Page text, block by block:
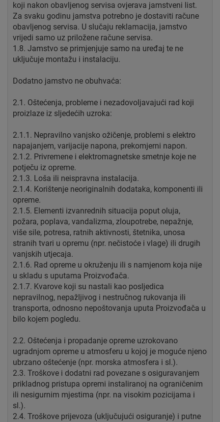
koji nakon obavljenog servisa ovjerava jamstveni list.
Za svaku godinu jamstva potrebno je dostaviti račune
obavljenog servisa. U slučaju reklamacija, jamstvo
vrijedi samo uz priložene račune servisa.
1.8. Jamstvo se primjenjuje samo na uređaj te ne
uključuje montažu i instalaciju.
Dodatno jamstvo ne obuhvaća:
2.1. Oštećenja, probleme i nezadovoljavajući rad koji
proizlaze iz sljedećih uzroka:
2.1.1. Nepravilno vanjsko ožičenje, problemi s elektro
napajanjem, varijacije napona, prekomjerni napon.
2.1.2. Privremene i elektromagnetske smetnje koje ne
potječu iz opreme.
2.1.3. Loša ili neispravna instalacija.
2.1.4. Korištenje neoriginalnih dodataka, komponenti ili
opreme.
2.1.5. Elementi izvanrednih situacija poput oluja,
požara, poplava, vandalizma, zloupotrebe, nepažnje,
više sile, potresa, ratnih aktivnosti, štetnika, unosa
stranih tvari u opremu (npr. nečistoće i vlage) ili drugih
vanjskih utjecaja.
2.1.6. Rad opreme u okruženju ili s namjenom koja nije
u skladu s uputama Proizvođača.
2.1.7. Kvarove koji su nastali kao posljedica
nepravilnog, nepažljivog i nestručnog rukovanja ili
transporta, odnosno nepoštovanja uputa Proizvođača u
bilo kojem pogledu.
2.2. Oštećenja i propadanje opreme uzrokovano
ugradnjom opreme u atmosferu u kojoj je moguće njeno
ubrzano oštećenje (npr. morska atmosfera i sl.).
2.3. Troškove i dodatni rad povezane s osiguravanjem
prikladnog pristupa opremi instaliranoj na ograničenim
ili nesigurnim mjestima (npr. na visokim pozicijama i
sl.).
2.4. Troškove prijevoza (uključujući osiguranje) i putne